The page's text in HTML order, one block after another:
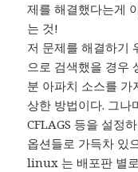
제를 해결했다는게
는 것!
저 문제를 해결하기
으로 검색했을 경우
분 아파치 소스를 가
상한 방법이다. 그나
CFLAGS 등을 설정
옵션들로 가득차 있
linux 는 배포판 별